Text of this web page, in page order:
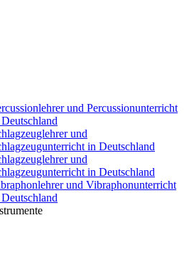
und Percussionunterricht
und
in Deutschland
und
in Deutschland
und Vibraphonunterricht